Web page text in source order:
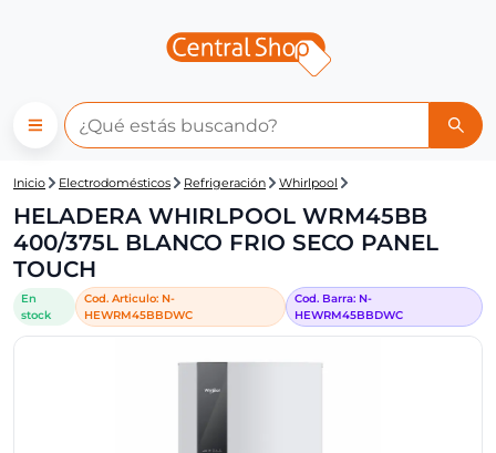
Central Shop: HELADERA
Inicio Electrodomésticos Refrigeración Whirlpool
HELADERA WHIRLPOOL WRM45BB
400/375L BLANCO FRIO SECO PANEL
TOUCH
En
stock
Cod. Articulo: N-
HEWRM45BBDWC
Cod. Barra: N-
HEWRM45BBDWC